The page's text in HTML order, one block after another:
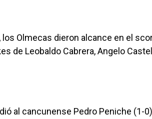
los Olmecas dieron alcance en el
de Leobaldo Cabrera, Angelo
al cancunense Pedro Peniche (1-